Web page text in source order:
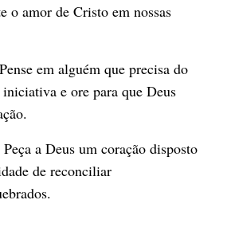
o amor de Cristo em nossas
em alguém que precisa do
e ore para que Deus
a Deus um coração disposto
de reconciliar